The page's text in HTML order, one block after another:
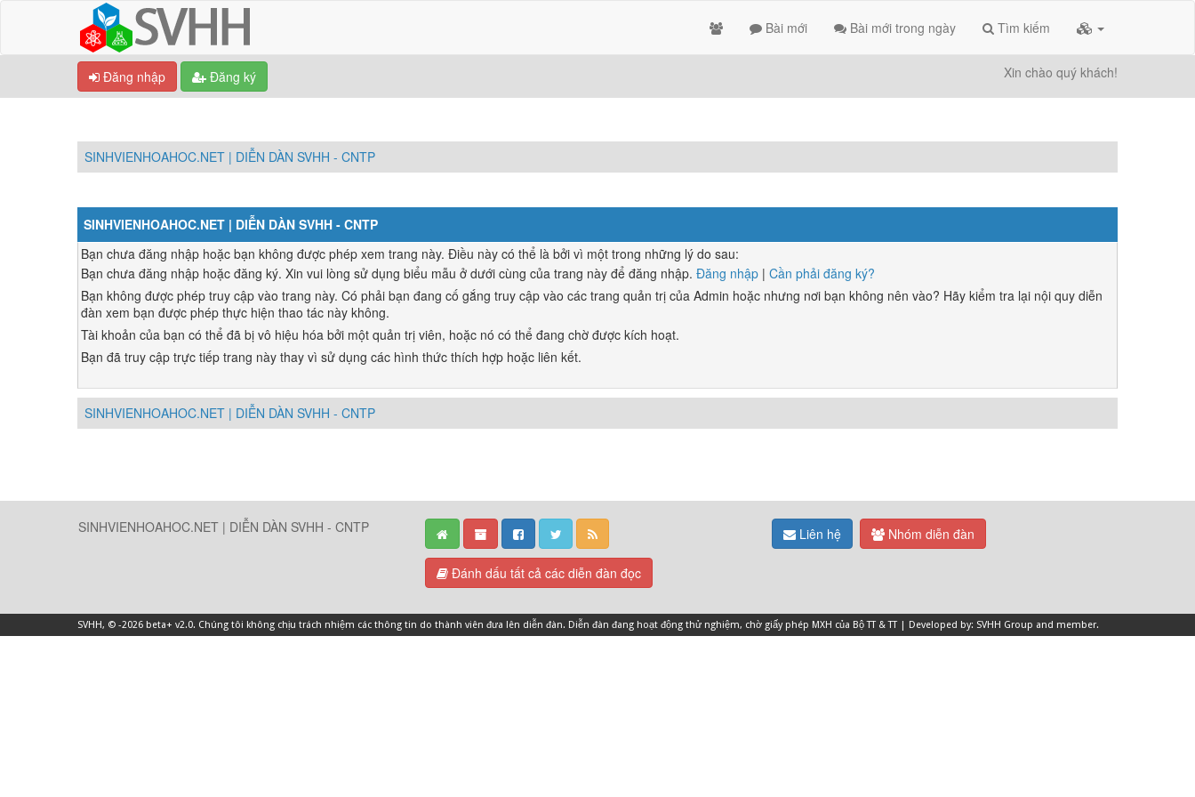
Bài mới Bài mới trong ngày Tìm kiếm
Đăng nhập Đăng ký Xin chào quý khách!
SINHVIENHOAHOC.NET | DIỄN DÀN SVHH - CNTP
SINHVIENHOAHOC.NET | DIỄN DÀN SVHH - CNTP
Bạn chưa đăng nhập hoặc bạn không được phép xem trang này. Điều này có thể là bởi vì một trong những lý do sau:
Bạn chưa đăng nhập hoặc đăng ký. Xin vui lòng sử dụng biểu mẫu ở dưới cùng của trang này để đăng nhập. Đăng nhập | Cần phải đăng ký?
Bạn không được phép truy cập vào trang này. Có phải bạn đang cố gắng truy cập vào các trang quản trị của Admin hoặc nhưng nơi bạn không nên vào? Hãy kiểm tra lại nội quy diễn
đàn xem bạn được phép thực hiện thao tác này không.
Tài khoản của bạn có thể đã bị vô hiệu hóa bởi một quản trị viên, hoặc nó có thể đang chờ được kích hoạt.
Bạn đã truy cập trực tiếp trang này thay vì sử dụng các hình thức thích hợp hoặc liên kết.
SINHVIENHOAHOC.NET | DIỄN DÀN SVHH - CNTP
SINHVIENHOAHOC.NET | DIỄN DÀN SVHH - CNTP
Đánh dấu tất cả các diễn đàn đọc
Liên hệ Nhóm diễn đàn
SVHH, © -2026 beta+ v2.0. Chúng tôi không chịu trách nhiệm các thông tin do thành viên đưa lên diễn đàn. Diễn đàn đang hoạt động thử nghiệm, chờ giấy phép MXH của Bộ TT & TT | Developed by: SVHH Group and member.